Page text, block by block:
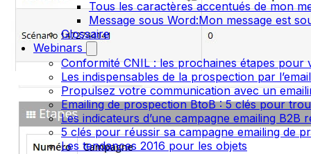
Tous les caractères accentués de mon
Message sous Word:Mon message est
Glossaire
Webinars
Conformité CNIL : les prochaines étapes pour
Les indispensables de la prospection par
Propulsez votre communication avec un
Emailing de prospection BtoB : 5 clés pour
Les indicateurs d’une campagne emailing B2B
5 clés pour réussir sa campagne emailing de
Les tendances 2016 pour les objets